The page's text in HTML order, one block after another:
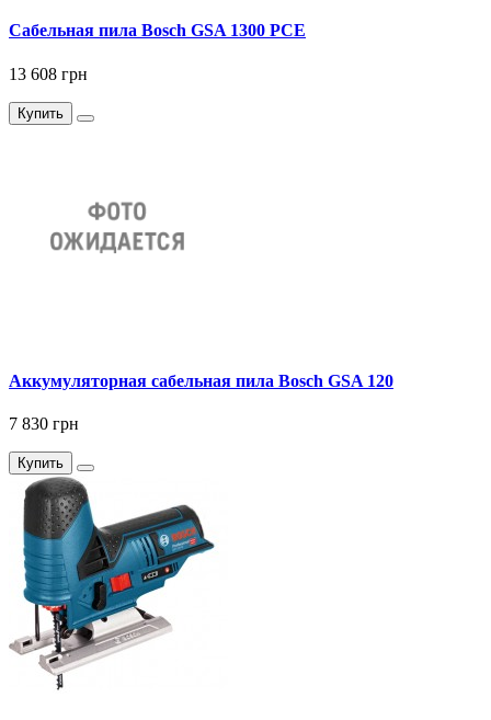
Сабельная пила Bosch GSA 1300 PCE
13 608 грн
Купить
Аккумуляторная сабельная пила Bosch GSA 120
7 830 грн
Купить